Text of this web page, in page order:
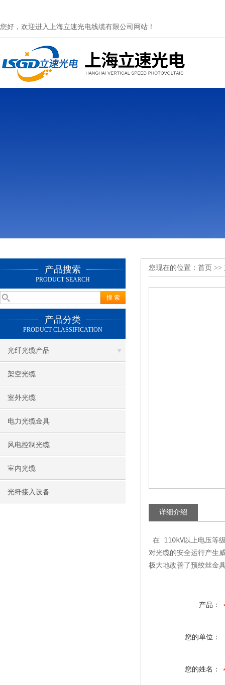
您好，欢迎进入上海立速光电线缆有限公司网站！
产品搜索
PRODUCT SEARCH
产品分类
PRODUCT CLASSIFICATION
光纤光缆产品
架空光缆
室外光缆
电力光缆金具
风电控制光缆
室内光缆
光纤接入设备
您现在的位置： 首页 >>
详细介绍
在 110kV以上电压等
对光缆的安全运行产生
极大地改善了预绞丝金
产品：
您的单位：
您的姓名：